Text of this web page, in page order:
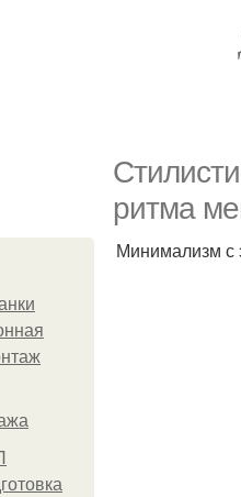
ритма
Минимализм с